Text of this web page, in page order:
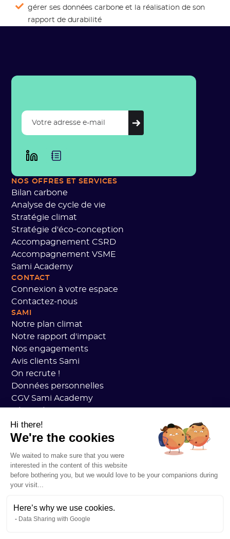
gérer ses données carbone et la réalisation de son
rapport de durabilité
NOS OFFRES ET SERVICES
Bilan carbone
Analyse de cycle de vie
Stratégie climat
Stratégie d'éco-conception
Accompagnement CSRD
Accompagnement VSME
Sami Academy
CONTACT
Connexion à votre espace
Contactez-nous
SAMI
Notre plan climat
Notre rapport d'impact
Nos engagements
Avis clients Sami
On recrute !
Données personnelles
CGV Sami Academy
État des services
Mentions légales
Plan Carbone Général
Open Carbon Practice
Témoignages clients
Tout comprendre au bilan carbone
Tout comprendre aux ACVs
Hi there!
We're the cookies
We waited to make sure that you were
interested in the content of this website
before bothering you, but we would love to be your companions during
your visit...
Here’s why we use cookies.
Data Sharing with Google